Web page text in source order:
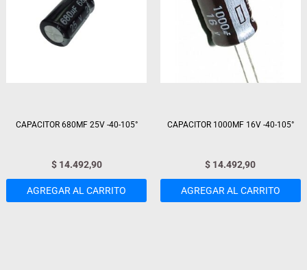
CAPACITOR 680MF 25V -40-105°
$14.492,90
AGREGAR AL CARRITO
CAPACITOR 1000MF 16V -40-105°
$ 14.492,90
AGREGAR AL CARRITO